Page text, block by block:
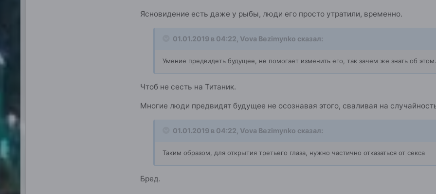
Ясновидение есть даже у рыбы, люди его просто утратили, временно.
01.01.2019 в 04:22, Vova Bezimynko сказал:
Умение предвидеть будущее, не помогает изменить его, так зачем же знать об этом.
Чтоб не сесть на Титаник.
Многие люди предвидят будущее не осознавая этого, сваливая на
01.01.2019 в 04:22, Vova Bezimynko сказал:
Таким образом, для открытия третьего глаза, нужно частично отказаться от секса
Бред.